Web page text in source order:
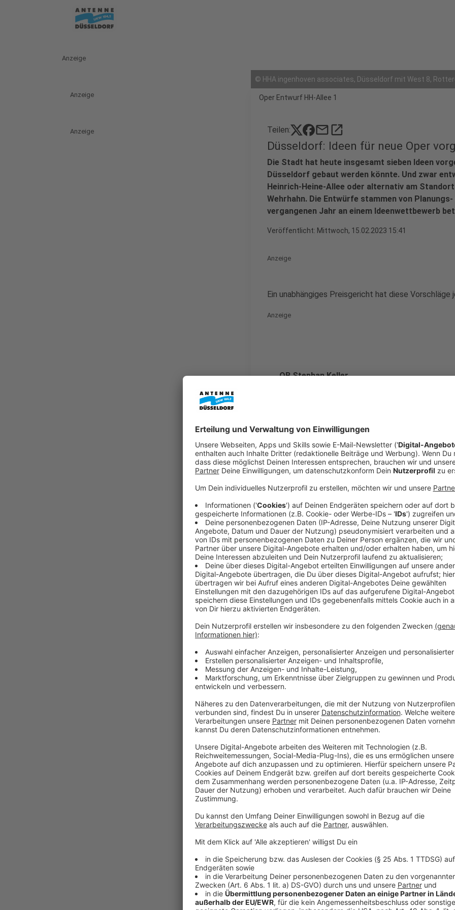
Anzeige
Anzeige
Anzeige
© HHA ingenhoven associates, Düsseldorf mit West 8,
Oper Entwurf HH-Allee 1
Teilen: mailopen_in_new
Düsseldorf: Ideen für neue Oper
Die Stadt hat heute insgesamt sieben Ideen
Düsseldorf gebaut werden könnte. Und zwar
Heinrich-Heine-Allee oder alternativ am
Wehrhahn. Die Entwürfe stammen von
vergangenen Jahr an einem Ideenwettbewerb
Veröffentlicht: Mittwoch, 15.02.2023 15:41
Anzeige
Ein unabhängiges Preisgericht hat diese
Anzeige
OB Stephan Keller
Eine endgültige Entscheidung, WO die neue Oper
treffen. OB Keller und andere Verantwortliche
Anzeige
Weitere Infos und Links zum Thema:
Anzeige
Oper Entwurf HH-Allee 1
©HHA ingenhoven associates, Düsseldorf mit West 8,
©Henning Larsen Architects, München mit Meyer